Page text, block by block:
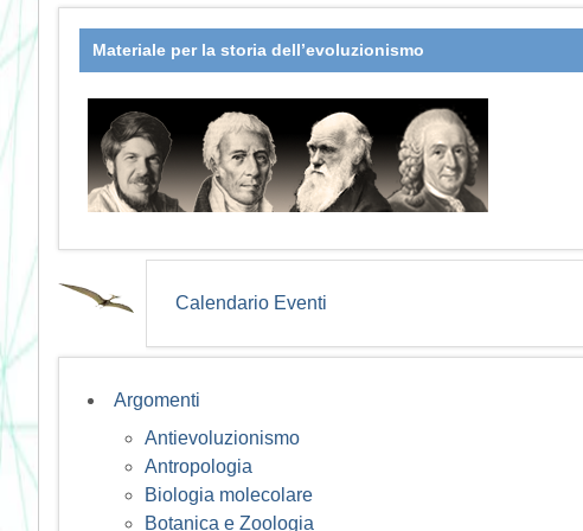
Materiale per la storia dell’evoluzionismo
Calendario Eventi
Argomenti
Antievoluzionismo
Antropologia
Biologia molecolare
Botanica e Zoologia